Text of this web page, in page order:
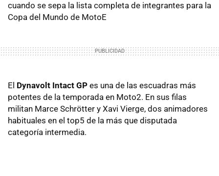
cuando se sepa la lista completa de integrantes para la
Copa del Mundo de MotoE
El Dynavolt Intact GP es una de las escuadras más
potentes de la temporada en Moto2. En sus filas
militan Marce Schrötter y Xavi Vierge, dos animadores
habituales en el top5 de la más que disputada
categoría intermedia.